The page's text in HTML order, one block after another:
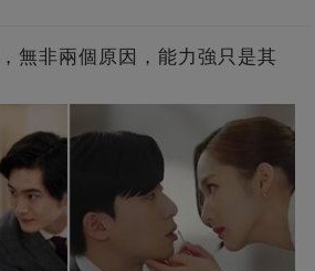
無非兩個原因，能力強只是其